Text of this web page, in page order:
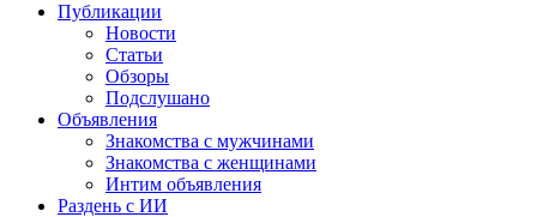
Публикации
Новости
Статьи
Обзоры
Подслушано
Объявления
Знакомства с мужчинами
Знакомства с женщинами
Интим объявления
Раздень с ИИ